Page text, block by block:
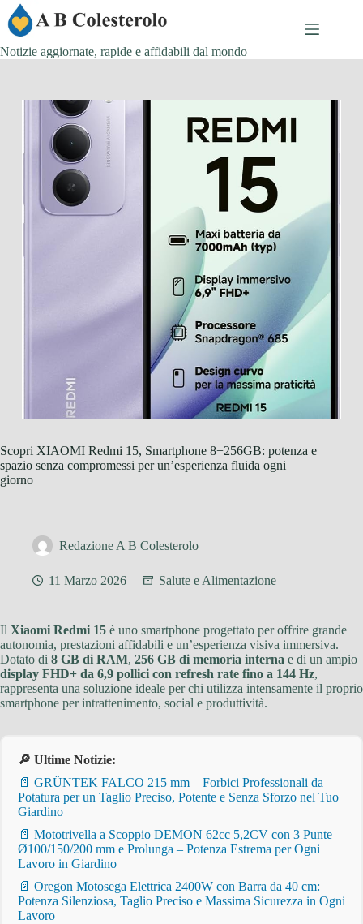
Salta
al
contenuto
Notizie aggiornate, rapide e affidabili dal mondo
Scopri XIAOMI Redmi 15, Smartphone 8+256GB: potenza e
spazio senza compromessi per un’esperienza fluida ogni
giorno
Redazione A B Colesterolo
11 Marzo 2026 Salute e Alimentazione
Il Xiaomi Redmi 15 è uno smartphone progettato per offrire grande
autonomia, prestazioni affidabili e un’esperienza visiva immersiva.
Dotato di 8 GB di RAM, 256 GB di memoria interna e di un ampio
display FHD+ da 6,9 pollici con refresh rate fino a 144 Hz,
rappresenta una soluzione ideale per chi utilizza intensamente il proprio
smartphone per intrattenimento, social e produttività.
🔎 Ultime Notizie:
📄 GRÜNTEK FALCO 215 mm – Forbici Professionali da
Potatura per un Taglio Preciso, Potente e Senza Sforzo nel Tuo
Giardino
📄 Mototrivella a Scoppio DEMON 62cc 5,2CV con 3 Punte
Ø100/150/200 mm e Prolunga – Potenza Estrema per Ogni
Lavoro in Giardino
📄 Oregon Motosega Elettrica 2400W con Barra da 40 cm:
Potenza Silenziosa, Taglio Preciso e Massima Sicurezza in Ogni
Lavoro